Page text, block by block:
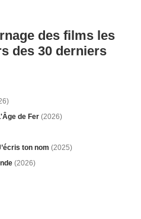
des films les
des 30 derniers
de Fer (2026)
ton nom (2025)
(2026)